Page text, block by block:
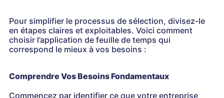
Pour simplifier le processus de sélection, divisez-le
en étapes claires et exploitables. Voici comment
choisir l’application de feuille de temps qui
correspond le mieux à vos besoins :
Comprendre Vos Besoins Fondamentaux
Commencez par identifier ce que votre entreprise